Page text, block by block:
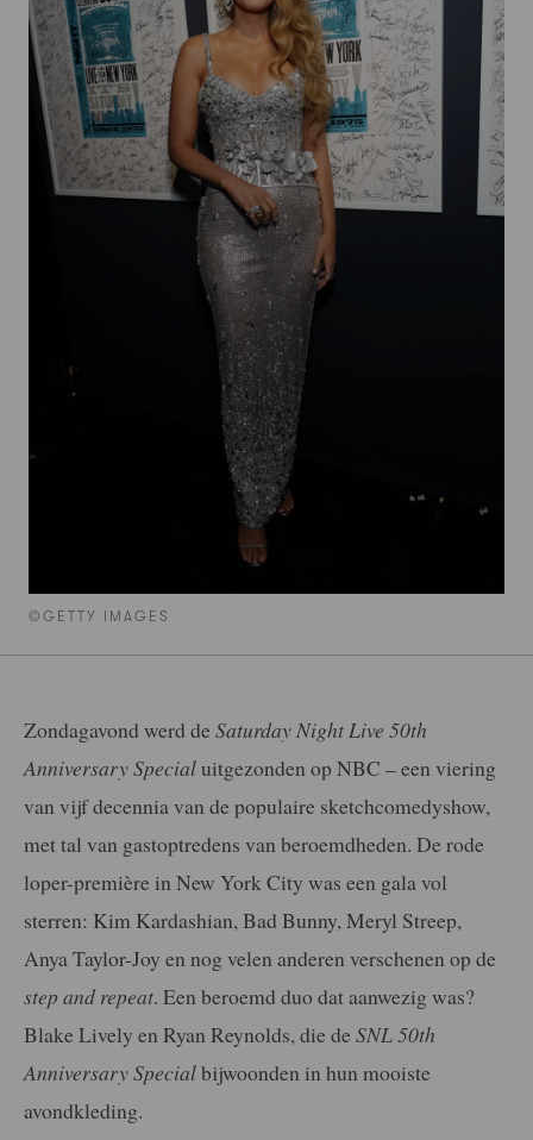
©GETTY IMAGES
Zondagavond werd de Saturday Night Live 50th
Anniversary Specialuitgezonden op NBC – een viering
van vijf decennia van de populaire sketchcomedyshow,
met tal van gastoptredens van beroemdheden. De rode
loper-première in New York City was een gala vol
sterren: Kim Kardashian, Bad Bunny, Meryl Streep,
Anya Taylor-Joy en nog velen anderen verschenen op de
step and repeat. Een beroemd duo dat aanwezig was?
Blake Lively en Ryan Reynolds, die de SNL 50th
Anniversary Specialbijwoonden in hun mooiste
avondkleding.